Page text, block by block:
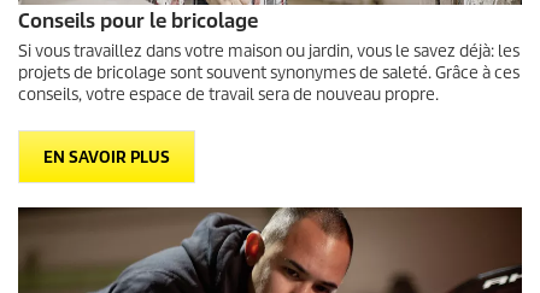
Conseils pour le bricolage
Si vous travaillez dans votre maison ou jardin, vous le savez déjà: les
projets de bricolage sont souvent synonymes de saleté. Grâce à ces
conseils, votre espace de travail sera de nouveau propre.
EN SAVOIR PLUS